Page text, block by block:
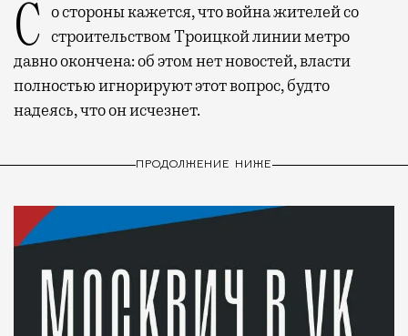
Со стороны кажется, что война жителей со строительством Троицкой линии метро
давно окончена: об этом нет новостей, власти
полностью игнорируют этот вопрос, будто
надеясь, что он исчезнет.
ПРОДОЛЖЕНИЕ НИЖЕ